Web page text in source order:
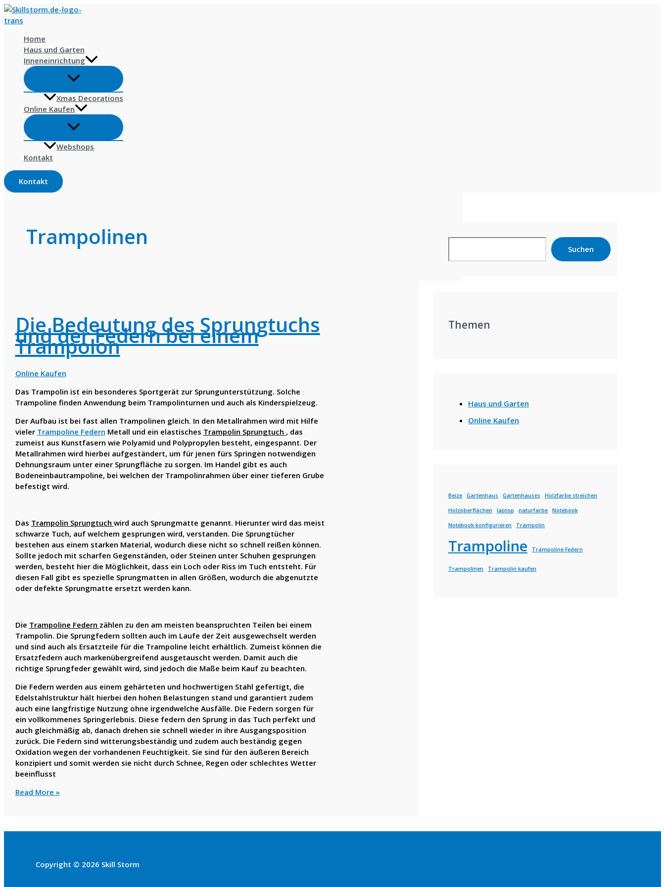
Skip
to
Home
Haus und Garten
Inneneinrichtung
Xmas Decorations
Online Kaufen
Webshops
Kontakt
Kontakt
Trampolinen
Die Bedeutung des Sprungtuchs
und der Federn bei einem
Trampolon
Online Kaufen
Das Trampolin ist ein besonderes Sportgerät zur Sprungunterstützung. Solche
Trampoline finden Anwendung beim Trampolinturnen und auch als Kinderspielzeug.
Der Aufbau ist bei fast allen Trampolinen gleich. In den Metallrahmen wird mit Hilfe
vieler Trampoline Federn Metall und ein elastisches Trampolin Sprungtuch , das
zumeist aus Kunstfasern wie Polyamid und Polypropylen besteht, eingespannt. Der
Metallrahmen wird hierbei aufgeständert, um für jenen fürs Springen notwendigen
Dehnungsraum unter einer Sprungfläche zu sorgen. Im Handel gibt es auch
Bodeneinbautrampoline, bei welchen der Trampolinrahmen über einer tieferen Grube
befestigt wird.
Das Trampolin Sprungtuch wird auch Sprungmatte genannt. Hierunter wird das meist
schwarze Tuch, auf welchem gesprungen wird, verstanden. Die Sprungtücher
bestehen aus einem starken Material, wodurch diese nicht so schnell reißen können.
Sollte jedoch mit scharfen Gegenständen, oder Steinen unter Schuhen gesprungen
werden, besteht hier die Möglichkeit, dass ein Loch oder Riss im Tuch entsteht. Für
diesen Fall gibt es spezielle Sprungmatten in allen Größen, wodurch die abgenutzte
oder defekte Sprungmatte ersetzt werden kann.
Die Trampoline Federn zählen zu den am meisten beanspruchten Teilen bei einem
Trampolin. Die Sprungfedern sollten auch im Laufe der Zeit ausgewechselt werden
und sind auch als Ersatzteile für die Trampoline leicht erhältlich. Zumeist können die
Ersatzfedern auch markenübergreifend ausgetauscht werden. Damit auch die
richtige Sprungfeder gewählt wird, sind jedoch die Maße beim Kauf zu beachten.
Die Federn werden aus einem gehärteten und hochwertigen Stahl gefertigt, die
Edelstahlstruktur hält hierbei den hohen Belastungen stand und garantiert zudem
auch eine langfristige Nutzung ohne irgendwelche Ausfälle. Die Federn sorgen für
ein vollkommenes Springerlebnis. Diese federn den Sprung in das Tuch perfekt und
auch gleichmäßig ab, danach drehen sie schnell wieder in ihre Ausgangsposition
zurück. Die Federn sind witterungsbeständig und zudem auch beständig gegen
Oxidation wegen der vorhandenen Feuchtigkeit. Sie sind für den äußeren Bereich
konzipiert und somit werden sie nicht durch Schnee, Regen oder schlechtes Wetter
beeinflusst
Die
Read More »
Suchen
Themen
Haus und Garten
Online Kaufen
Beize Gartenhaus Gartenhauses Holzfarbe streichen
Holzoberflächen laptop naturfarbe Notebook
Notebook konfigurieren Trampolin
Trampoline Trampoline Federn
Trampolinen Trampolin kaufen
Copyright © 2026 Skill Storm